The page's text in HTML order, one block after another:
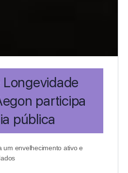
participa
pública
um envelhecimento ativo e